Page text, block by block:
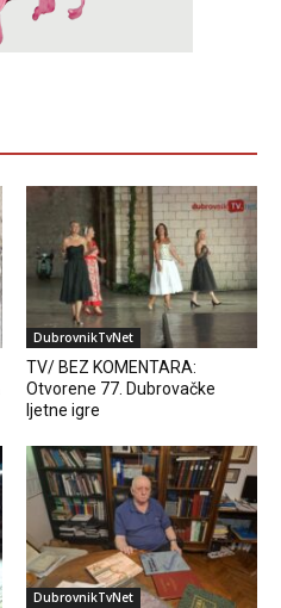
DubrovnikTvNet
TV/ BEZ KOMENTARA:
Otvorene 77. Dubrovačke
ljetne igre
DubrovnikTvNet